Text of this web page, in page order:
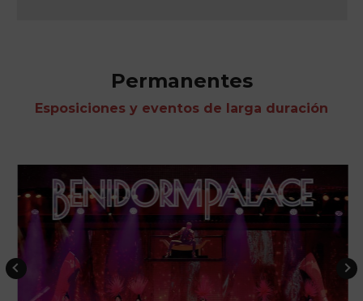
Permanentes
Esposiciones y eventos de larga duración